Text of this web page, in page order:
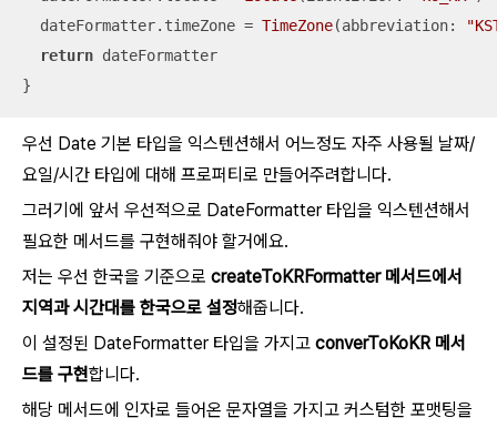
  dateFormatter.timeZone
= TimeZone(abbreviation:
return dateFormatter
}
우선 Date 기본 타입을 익스텐션해서 어느정도 자주 사용될 날짜/
요일/시간 타입에 대해 프로퍼티로 만들어주려합니다.
그러기에 앞서 우선적으로 DateFormatter 타입을 익스텐션해서
필요한 메서드를 구현해줘야 할거에요.
저는 우선 한국을 기준으로 createToKRFormatter 메서드에서
지역과 시간대를 한국으로 설정해줍니다.
이 설정된 DateFormatter 타입을 가지고 converToKoKR 메서
드를 구현합니다.
해당 메서드에 인자로 들어온 문자열을 가지고 커스텀한 포맷팅을